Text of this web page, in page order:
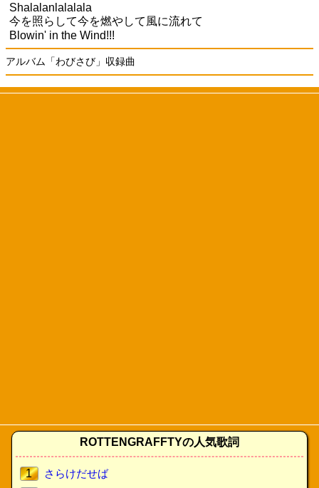
Shalalanlalalala
今を照らして今を燃やして風に流れて
Blowin' in the Wind!!!
アルバム「わびさび」収録曲
ROTTENGRAFFTYの人気歌詞
1
さらけだせば